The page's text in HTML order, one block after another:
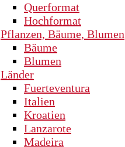
Querformat
Hochformat
Pflanzen, Bäume, Blumen
Bäume
Blumen
Länder
Fuerteventura
Italien
Kroatien
Lanzarote
Madeira